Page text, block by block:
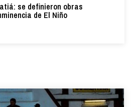
se definieron obras
de El Niño